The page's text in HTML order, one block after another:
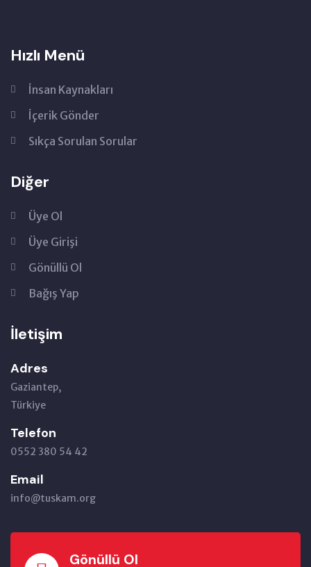
Hızlı Menü
İnsan Kaynakları
İçerik Gönder
Sıkça Sorulan Sorular
Diğer
Üye Ol
Üye Girişi
Gönüllü Ol
Bağış Yap
İletişim
Adres
Gaziantep,
Türkiye
Telefon
0552 380 54 42
Email
info@tuskam.org
Gönüllü Ol